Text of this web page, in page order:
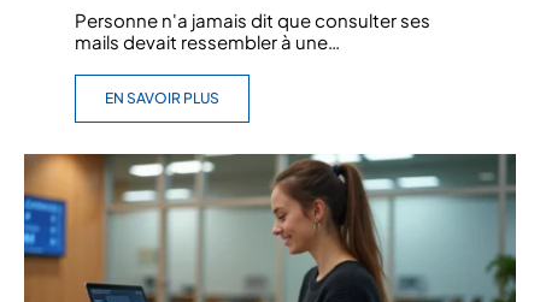
Personne n'a jamais dit que consulter ses
mails devait ressembler à une
EN SAVOIR PLUS